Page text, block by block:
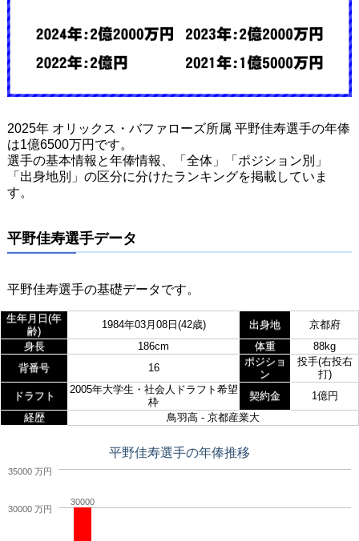
2025年 オリックス・バファローズ所属 平野佳寿選手の年俸
は1億6500万円です。
選手の基本情報と年俸情報、「全体」「ポジション別」
「出身地別」の区分に分けたランキングを掲載していま
す。
平野佳寿選手データ
平野佳寿選手の基礎データです。
生年月日(年
齢)
1984年03月08日(42歳) 出身地
京都府
身長
186cm 体重
88kg
背番号
16
ポジショ
ン
投手(右投右
打)
ドラフト
2005年大学生・社会人ドラフト希望
枠
契約金
1億円
経歴
鳥羽高 - 京都産業大
平野佳寿選手の年俸推移
30000
30000 万円
35000 万円